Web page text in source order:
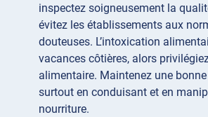
inspectez soigneusement la
évitez les établissements aux
douteuses. L’intoxication
vacances côtières, alors
alimentaire. Maintenez une
surtout en conduisant et en
nourriture.